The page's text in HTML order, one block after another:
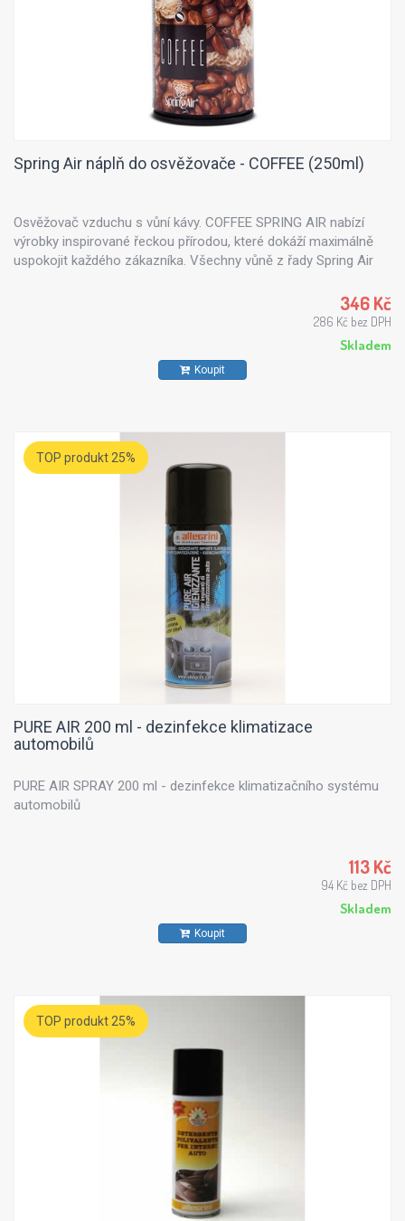
Spring Air náplň do osvěžovače - COFFEE (250ml)
Osvěžovač vzduchu s vůní kávy. COFFEE SPRING AIR nabízí
výrobky inspirované řeckou přírodou, které dokáží maximálně
uspokojit každého zákazníka. Všechny vůně z řady Spring Air
346 Kč
286 Kč bez DPH
Skladem
Koupit
TOP produkt 25%
PURE AIR 200 ml - dezinfekce klimatizace
automobilů
PURE AIR SPRAY 200 ml - dezinfekce klimatizačního systému
automobilů
113 Kč
94 Kč bez DPH
Skladem
Koupit
TOP produkt 25%